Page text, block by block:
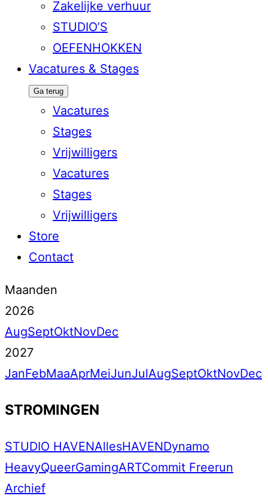
Zakelijke verhuur
STUDIO’S
OEFENHOKKEN
Vacatures & Stages
Ga terug
Vacatures
Stages
Vrijwilligers
Vacatures
Stages
Vrijwilligers
Store
Contact
Maanden
2026
AugSeptOktNovDec
2027
JanFebMaaAprMeiJunJulAugSeptOktNovDec
STROMINGEN
STUDIO HAVENAllesHAVENDynamo
HeavyQueerGamingARTCommit Freerun
Archief